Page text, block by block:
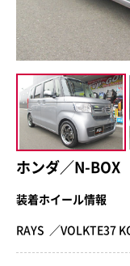
ホンダ／N-BOX
装着ホイール情報
RAYS ／VOLKTE37